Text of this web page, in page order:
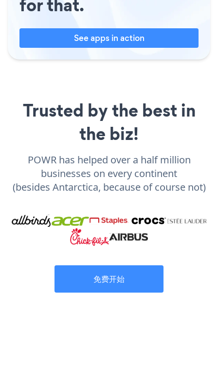
See apps in action
Trusted by the best in
the biz!
POWR has helped over a half million
businesses on every continent
(besides Antarctica, because of course not)
免费开始